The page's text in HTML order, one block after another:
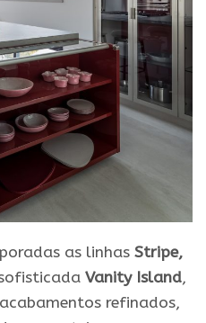
as linhas Stripe,
Vanity Island,
refinados,